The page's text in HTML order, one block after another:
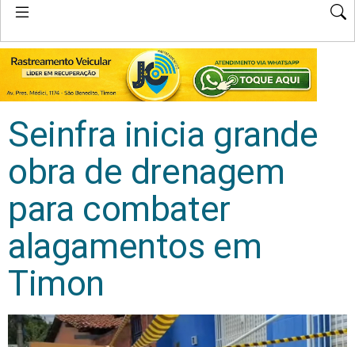
Seinfra inicia grande
obra de drenagem
para combater
alagamentos em
Timon